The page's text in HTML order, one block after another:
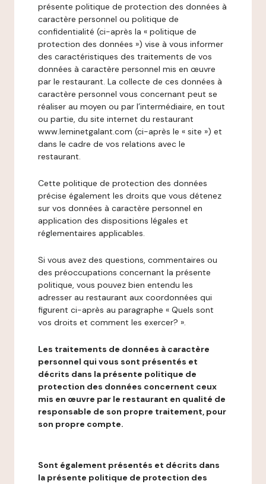
présente politique de protection des données à
caractère personnel ou politique de
confidentialité (ci-après la « politique de
protection des données ») vise à vous informer
des caractéristiques des traitements de vos
données à caractère personnel mis en œuvre
par le restaurant. La collecte de ces données à
caractère personnel vous concernant peut se
réaliser au moyen ou par l’intermédiaire, en tout
ou partie, du site internet du restaurant
www.leminetgalant.com (ci-après le « site ») et
dans le cadre de vos relations avec le
restaurant.
Cette politique de protection des données
précise également les droits que vous détenez
sur vos données à caractère personnel en
application des dispositions légales et
réglementaires applicables.
Si vous avez des questions, commentaires ou
des préoccupations concernant la présente
politique, vous pouvez bien entendu les
adresser au restaurant aux coordonnées qui
figurent ci-après au paragraphe « Quels sont
vos droits et comment les exercer? ».
Les traitements de données à caractère
personnel qui vous sont présentés et
décrits dans la présente politique de
protection des données concernent ceux
mis en œuvre par le restaurant en qualité de
responsable de son propre traitement, pour
son propre compte.
Sont également présentés et décrits dans
la présente politique de protection des